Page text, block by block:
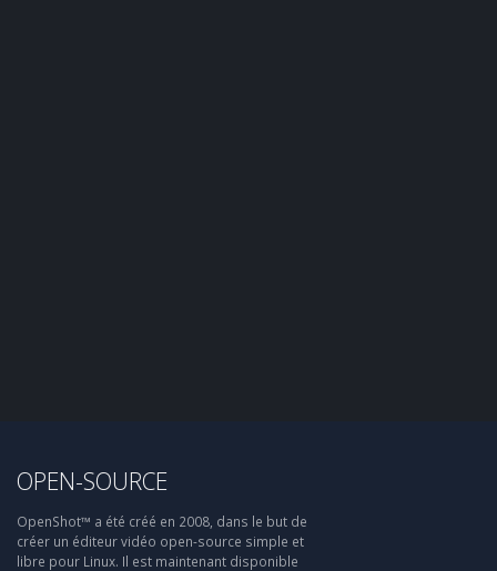
OPEN-SOURCE
OpenShot™ a été créé en 2008, dans le but de
créer un éditeur vidéo open-source simple et
libre pour Linux. Il est maintenant disponible